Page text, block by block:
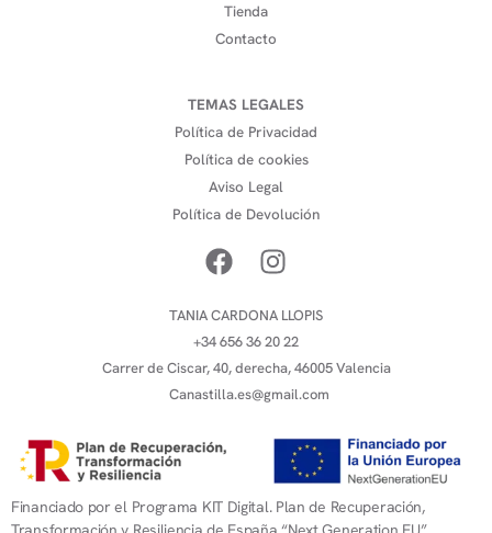
Tienda
Contacto
TEMAS LEGALES
Política de Privacidad
Política de cookies
Aviso Legal
Política de Devolución
TANIA CARDONA LLOPIS
+34 656 36 20 22
Carrer de Ciscar, 40, derecha, 46005 Valencia
Canastilla.es@gmail.com
Financiado por el Programa KIT Digital. Plan de Recuperación,